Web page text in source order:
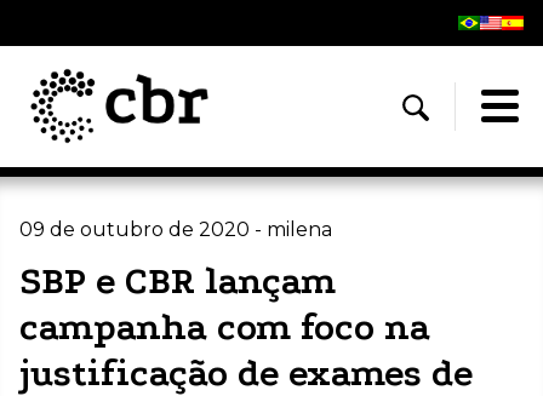
09 de outubro de 2020 - milena
SBP e CBR lançam
campanha com foco na
justificação de exames de